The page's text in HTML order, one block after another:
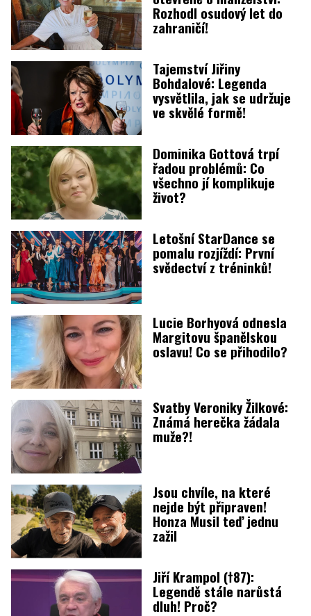
Rozhodl osudový let do
zahraničí!
Tajemství Jiřiny
Bohdalové: Legenda
vysvětlila, jak se udržuje
ve skvělé formě!
Dominika Gottová trpí
řadou problémů: Co
všechno jí komplikuje
život?
Letošní StarDance se
pomalu rozjíždí: První
svědectví z tréninků!
Lucie Borhyová odnesla
Margitovu španělskou
oslavu! Co se přihodilo?
Svatby Veroniky Žilkové:
Známá herečka žádala
muže?!
Jsou chvíle, na které
nejde být připraven!
Honza Musil teď jednu
zažil
Jiří Krampol (†87):
Legendě stále narůstá
dluh! Proč?